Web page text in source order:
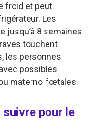
froid et peut
Les
jusqu’à 8 semaines
touchent
les personnes
possibles
materno‑fœtales.
suivre pour le